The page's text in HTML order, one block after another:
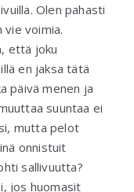
Olen pahasti
vie voimia.
että joku
en jaksa tätä
päivä menen ja
suuntaa ei
mutta pelot
onnistuit
sallivuutta?
jos huomasit